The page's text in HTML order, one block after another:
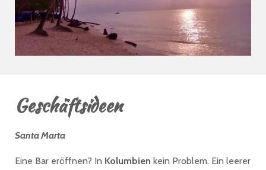
Geschäftsideen
Santa Marta
Eine Bar eröffnen? In Kolumbien kein Problem. Ein leerer